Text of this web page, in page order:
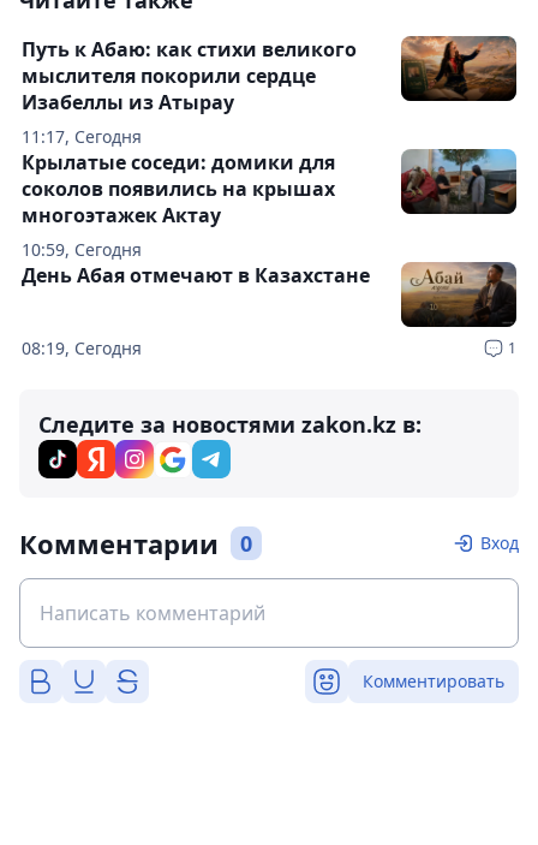
11:17, Сегодня
Путь к Абаю: как стихи великого
мыслителя покорили сердце
Изабеллы из Атырау
10:59, Сегодня
Крылатые соседи: домики для
соколов появились на крышах
многоэтажек Актау
08:19, Сегодня 1
День Абая отмечают в Казахстане
Следите за новостями zakon.kz в:
Комментарии 0 Вход
Комментировать